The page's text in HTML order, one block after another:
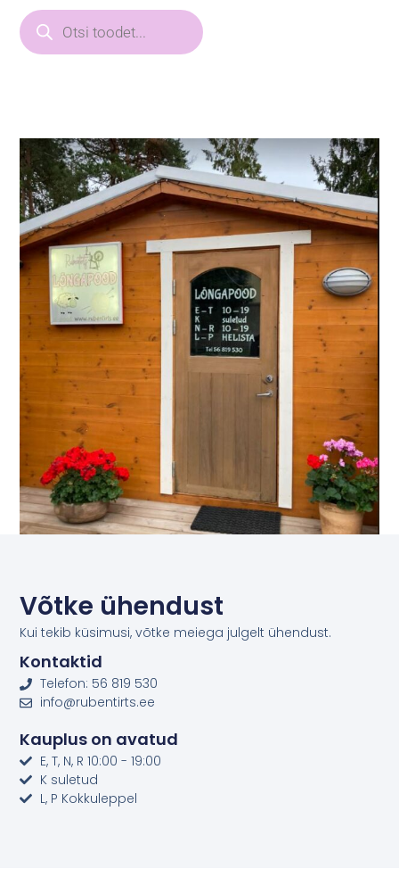
Võtke ühendust
Kui tekib küsimusi, võtke meiega julgelt ühendust.
Kontaktid
Telefon: 56 819 530
info@rubentirts.ee
Kauplus on avatud
E, T, N, R 10:00 - 19:00
K suletud
L, P Kokkuleppel